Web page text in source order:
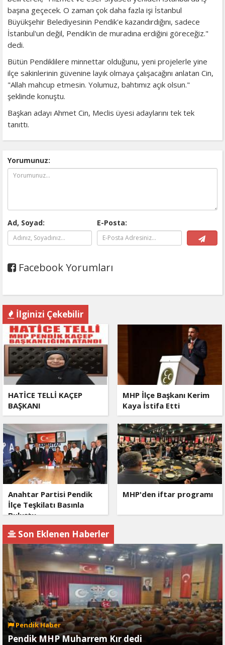
başına geçecek. O zaman çok daha fazla işi İstanbul
Büyükşehir Belediyesinin Pendik'e kazandırdığını, sadece
İstanbul'un değil, Pendik'in de muradına erdiğini göreceğiz."
dedi.
Bütün Pendiklilere minnettar olduğunu, yeni projelerle yine
ilçe sakinlerinin güvenine layık olmaya çalışacağını anlatan Cin,
"Allah mahcup etmesin. Yolumuz, bahtımız açık olsun."
şeklinde konuştu.
Başkan adayı Ahmet Cin, Meclis üyesi adaylarını tek tek
tanıttı.
Yorumunuz:
Ad, Soyad: E-Posta:
Facebook Yorumları
İlginizi Çekebilir
HATİCE TELLİ KAÇEP
BAŞKANI
MHP İlçe Başkanı Kerim
Kaya İstifa Etti
Anahtar Partisi Pendik
İlçe Teşkilatı Basınla
Buluştu
MHP'den iftar programı
Son Eklenen Haberler
Pendik Haber
Pendik MHP Muharrem Kır dedi